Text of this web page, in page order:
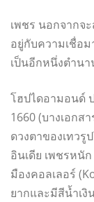
เพชร นอกจากจ
อยู่กับความเชื่อม
เป็นอีกหนึ่งตำน
โฮปไดอามอนด์
1660 (บางเอกส
ดวงตาของเทวรู
อินเดีย เพชรหนั
มืองคอลเลอร์
ยากและมีสีน้ำเงิ